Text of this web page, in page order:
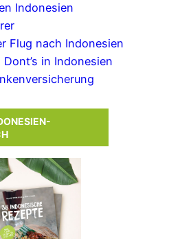
Indonesien
Flug nach Indonesien
Dont’s in Indonesien